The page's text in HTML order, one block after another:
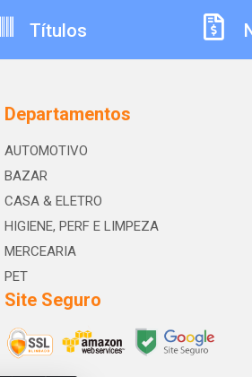
Títulos
Departamentos
AUTOMOTIVO
BAZAR
CASA & ELETRO
HIGIENE, PERF E LIMPEZA
MERCEARIA
PET
Site Seguro